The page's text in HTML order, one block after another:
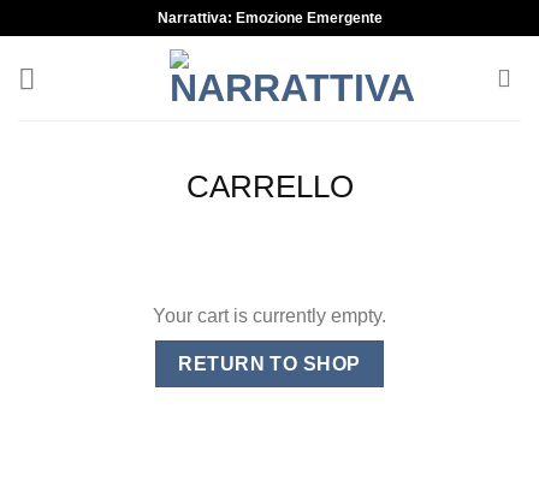
content
Narrattiva: Emozione Emergente
CARRELLO
Your cart is currently empty.
RETURN TO SHOP